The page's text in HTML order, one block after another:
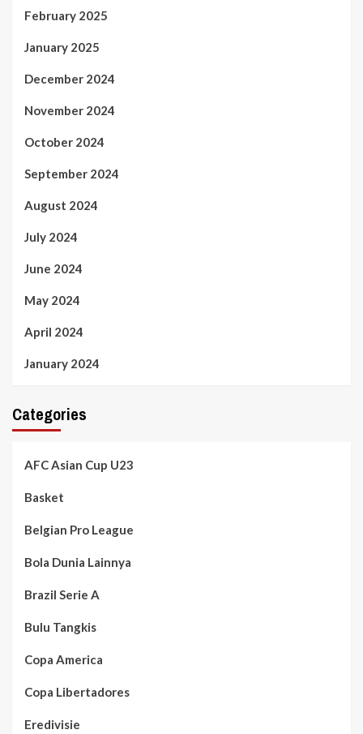
February 2025
January 2025
December 2024
November 2024
October 2024
September 2024
August 2024
July 2024
June 2024
May 2024
April 2024
January 2024
Categories
AFC Asian Cup U23
Basket
Belgian Pro League
Bola Dunia Lainnya
Brazil Serie A
Bulu Tangkis
Copa America
Copa Libertadores
Eredivisie